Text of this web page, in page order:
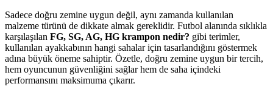
Sadece doğru zemine uygun değil, aynı zamanda kullanılan
malzeme türünü de dikkate almak gereklidir. Futbol alanında sıklıkla
karşılaşılan FG, SG, AG, HG krampon nedir? gibi terimler,
kullanılan ayakkabının hangi sahalar için tasarlandığını göstermek
adına büyük öneme sahiptir. Özetle, doğru zemine uygun bir tercih,
hem oyuncunun güvenliğini sağlar hem de saha içindeki
performansını maksimuma çıkarır.